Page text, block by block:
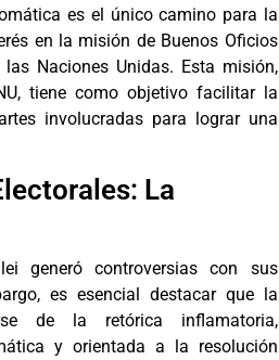
es el único camino para la
en la misión de Buenos Oficios
Naciones Unidas. Esta misión,
tiene como objetivo facilitar la
involucradas para lograr una
La
generó controversias con sus
es esencial destacar que la
de la retórica inflamatoria,
y orientada a la resolución